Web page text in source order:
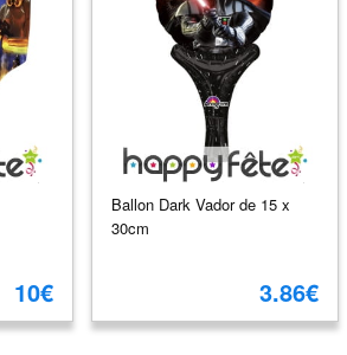
10€
Ballon Dark Vador de 15 x
30cm
3.86€